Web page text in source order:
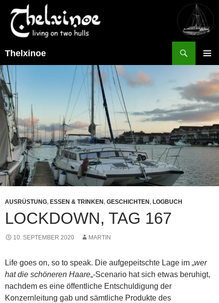
Thelxinoe
INHALT
SPRINGEN
AUSRÜSTUNG, ESSEN & TRINKEN , GESCHICHTEN , LOGBUCH
LOCKDOWN, TAG 167
10. SEPTEMBER 2020 MARTIN
Life goes on, so to speak. Die aufgepeitschte Lage im „wer
hat die schöneren Haare„-Scenario hat sich etwas beruhigt,
nachdem es eine öffentliche Entschuldigung der
Konzernleitung gab und sämtliche Produkte des